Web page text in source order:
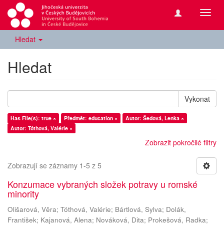
Hledat
Hledat
Vykonat
Has File(s): true × Předmět: education ×
Autor: Šedová, Lenka ×
Autor: Tóthová, Valérie ×
Zobrazit pokročilé filtry
Zobrazují se záznamy 1-5 z 5
Konzumace vybraných složek potravy u romské
minority
Olišarová, Věra; Tóthová, Valérie; Bártlová, Sylva; Dolák,
František; Kajanová, Alena; Nováková, Dita; Prokešová, Radka;